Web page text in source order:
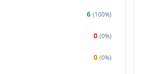
6 (100%)
0 (0%)
0 (0%)